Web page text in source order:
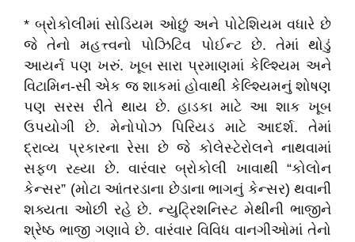
* બ્રોકોલીમાં સોડિયમ ઓછું અને પોટેશિયમ વધારે છે
જે તેનો મહત્ત્વનો પોઝિટિવ પોઈન્ટ છે. તેમાં થોડું
આયર્ન પણ ખરું. ખૂબ સારા પ્રમાણમાં કેલ્શ્યિમ અને
વિટામિન-સી એક જ શાકમાં હોવાથી કેલ્શ્યિમનું શોષણ
પણ સરસ રીતે થાય છે. હાડકા માટે આ શાક ખૂબ
ઉપયોગી છે. મેનોપોઝ પિરિયડ માટે આદર્શ. તેમાં
દ્રાવ્ય પ્રકારના રેસા છે જે કોલેસ્ટેરોલને નાથવામાં
સફળ રહ્યા છે. વારંવાર બ્રોકોલી ખાવાથી “કોલોન
કેન્સર” (મોટા આંતરડાના છેડાના ભાગનું કેન્સર) થવાની
શક્યતા ઓછી રહે છે. ન્યુટ્રિશનિસ્ટ મેથીની ભાજીને
શ્રેષ્ઠ ભાજી ગણાવે છે. વારંવાર વિવિધ વાનગીઓમાં તેનો